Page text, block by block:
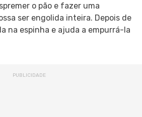
o pão e fazer uma
ser engolida inteira. Depois de
na espinha e ajuda a empurrá-la